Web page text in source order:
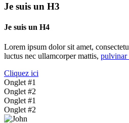
Je suis un H3
Je suis un H4
Lorem ipsum dolor sit amet,
luctus nec ullamcorper mattis, pulvinar
Cliquez ici
Onglet #1
Onglet #2
Onglet #1
Onglet #2